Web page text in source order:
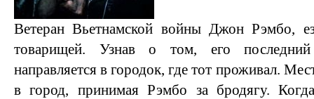
Ветеран Вьетнамской войны Джон Рэмбо,
товарищей. Узнав о том, его
направляется в городок, где тот проживал.
в город, принимая Рэмбо за бродягу.